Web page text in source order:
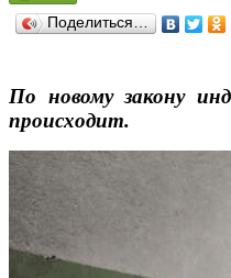
Поделиться…
По новому закону
происходит.